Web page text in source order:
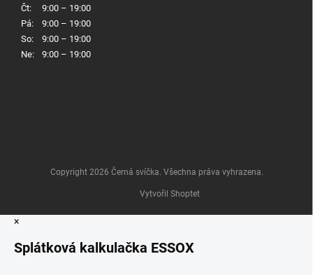
Čt:
9:00 – 19:00
Pá:
9:00 – 19:00
So:
9:00 – 19:00
Ne:
9:00 – 19:00
Vytvořil Shoptet
Copyright 2026 Černá svíčka. Všechna práva vyhrazena.
×
Splátková kalkulačka ESSOX